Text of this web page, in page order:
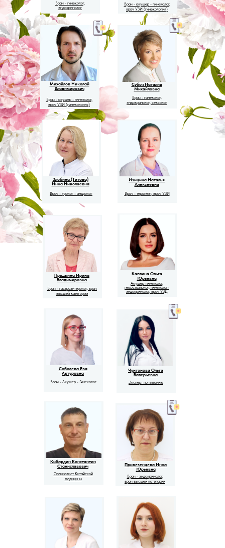
Злобина (Титова)
Инна Николаевна
Врач - уролог - андролог
Изицина Наталья
Алексеевна
Врач - терапевт, врач УЗИ
Чунтонова Ольга
Валерьевна
Эксперт по питанию
Привезенцева Инна
Юрьевна
Врач - эндокринолог,
врач высшей категории
Кибардин Константин
Станиславович
Специалист Китайской
медицины
Субоч Наталия
Михайловна
Врач - гинеколог,
эндокринолог, сексолог
Врач - акушер - гинеколог,
врач УЗИ (гинекология)
Врач - гинеколог,
эндокринолог
Михайлов Николай
Владимирович
Врач - акушер - гинеколог,
врач УЗИ (гинекология)
Прядкина Ирина
Владимировна
Врач - гастроэнтеролог, врач
высшей категории
Каплина Ольга
Юрьевна
Акушер-гинеколог,
гемостазиолог, гинеколог-
эндокринолог, врач УЗД
Соболева Ева
Артуровна
Врач - Акушер - Гинеколог